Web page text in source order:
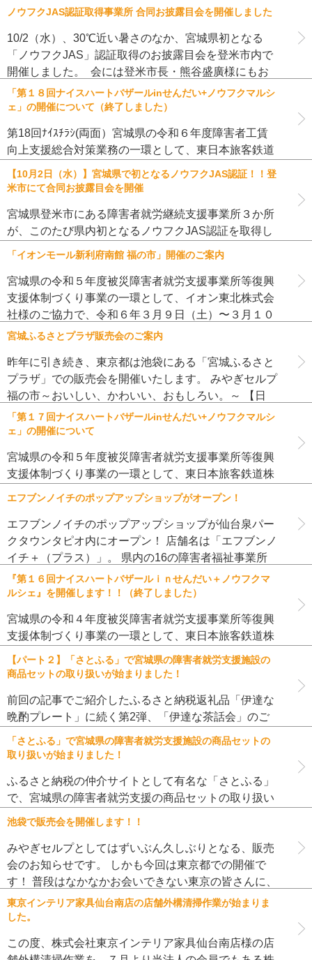
は、地域の農業従事者と連携した取り組みを展開して
おります。この度、サツマイモのキュアリング（熟
成）設備および貯蔵庫設備の導 […]
ノウフクJAS認証取得事業所 合同お披露目会を開催しました
10/2（水）、30℃近い暑さのなか、宮城県初となる
「ノウフクJAS」認証取得のお披露目会を登米市内で
開催しました。 ⁡ 会には登米市長・熊谷盛廣様にもお
越しいただき、祝辞をいただきました。 他にも関係各
機関の多くの方に […]
「第１８回ナイスハートバザールinせんだい+ノウフクマルシ
ェ」の開催について（終了しました）
第18回ﾅｲｽﾁﾗｼ(両面）宮城県の令和６年度障害者工賃
向上支援総合対策業務の一環として、東日本旅客鉄道
株式会社様とＪＲ東日本東北総合サービス株式会社様
のご協力のもと、『第１８回ナイスハートバザールｉ
【10月2日（水）】宮城県で初となるノウフクJAS認証！！登
米市にて合同お披露目会を開催
宮城県登米市にある障害者就労継続支援事業所３か所
が、このたび県内初となるノウフクJAS認証を取得し
ました。 株式会社ワンズ しいたけランド 株式会社ド
四季 Seed co […]
「イオンモール新利府南館 福の市」開催のご案内
宮城県の令和５年度被災障害者就労支援事業所等復興
支援体制づくり事業の一環として、イオン東北株式会
社様のご協力で、令和６年３月９日（土）〜３月１０
日（日）の２日間、イオンモール新利府南館ライブス
宮城ふるさとプラザ販売会のご案内
昨年に引き続き、東京都は池袋にある「宮城ふるさと
プラザ」での販売会を開催いたします。 みやぎセルプ
福の市～おいしい、かわいい、おもしろい。～ 【日
時】２０２３年１１月２２日（水）～１１月２６日
（日） １１：００～２０：０ […]
「第１７回ナイスハートバザールinせんだい+ノウフクマルシ
ェ」の開催について
宮城県の令和５年度被災障害者就労支援事業所等復興
支援体制づくり事業の一環として、東日本旅客鉄道株
式会社様とＪＲ東日本東北総合サービス株式会社様の
（木）の２日間、ＪＲ仙台駅２階 […]
エフブンノイチのポップアップショップがオープン！
エフブンノイチのポップアップショップが仙台泉パー
クタウンタピオ内にオープン！ 店舗名は「エフブンノ
イチ＋（プラス）」。 県内の16の障害者福祉事業所
によるポップアップショップです。 おいしい焼き菓子
や新鮮な野菜、オリジナ […]
『第１６回ナイスハートバザールｉｎせんだい＋ノウフクマ
ルシェ』を開催します！！（終了しました）
宮城県の令和４年度被災障害者就労支援事業所等復興
支援体制づくり事業の一環として、東日本旅客鉄道株
式会社様とＪＲ東日本東北総合サービス株式会社様の
ご協力で、令和５年３月１日（水）〜３月２日（木）
【パート２】「さとふる」で宮城県の障害者就労支援施設の
商品セットの取り扱いが始まりました！
前回の記事でご紹介したふるさと納税返礼品「伊達な
晩酌プレート」に続く第2弾、「伊達な茶話会」のご
紹介です。 「宮城の美味しい伊達な時間」をコンセプ
トに集めたこちらのセットは、美味しい焼き菓子とド
「さとふる」で宮城県の障害者就労支援施設の商品セットの
取り扱いが始まりました！
ふるさと納税の仲介サイトとして有名な「さとふる」
で、宮城県の障害者就労支援の商品セットの取り扱い
が始まりました！ 納税のお礼として自治体が用意して
いる返礼品の人気が高く、たびたびニュースで話題に
なっていますよね。 今回は […]
池袋で販売会を開催します！！
みやぎセルプとしてはずいぶん久しぶりとなる、販売
会のお知らせです。 しかも今回は東京都での開催で
す！ 普段はなかなかお会いできない東京の皆さんに、
宮城県内の障害者就労支援施設の商品を紹介できる良
いチャンスです！！ 販売用 […]
東京インテリア家具仙台南店の店舗外構清掃作業が始まりま
した。
この度、株式会社東京インテリア家具仙台南店様の店